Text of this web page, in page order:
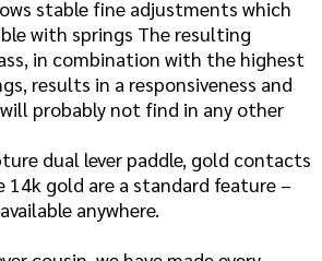
stable fine adjustments which
with springs The resulting
in combination with the highest
results in a responsiveness and
probably not find in any other
dual lever paddle, gold contacts
14k gold are a standard feature –
anywhere.